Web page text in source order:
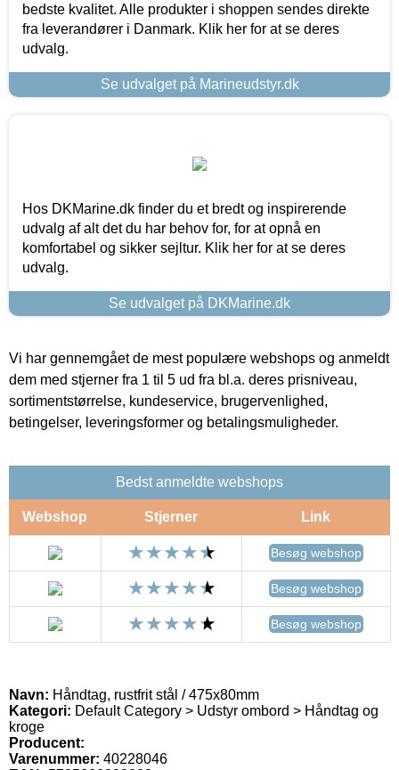
bedste kvalitet. Alle produkter i shoppen sendes direkte
fra leverandører i Danmark. Klik her for at se deres
udvalg.
Se udvalget på Marineudstyr.dk
Hos DKMarine.dk finder du et bredt og inspirerende
udvalg af alt det du har behov for, for at opnå en
komfortabel og sikker sejltur. Klik her for at se deres
udvalg.
Se udvalget på DKMarine.dk
Vi har gennemgået de mest populære webshops og anmeldt
dem med stjerner fra 1 til 5 ud fra bl.a. deres prisniveau,
sortimentstørrelse, kundeservice, brugervenlighed,
betingelser, leveringsformer og betalingsmuligheder.
Bedst anmeldte webshops
Webshop Stjerner Link
Besøg webshop
Besøg webshop
Besøg webshop
Navn: Håndtag, rustfrit stål / 475x80mm
Kategori: Default Category > Udstyr ombord > Håndtag og
kroge
Producent:
Varenummer: 40228046